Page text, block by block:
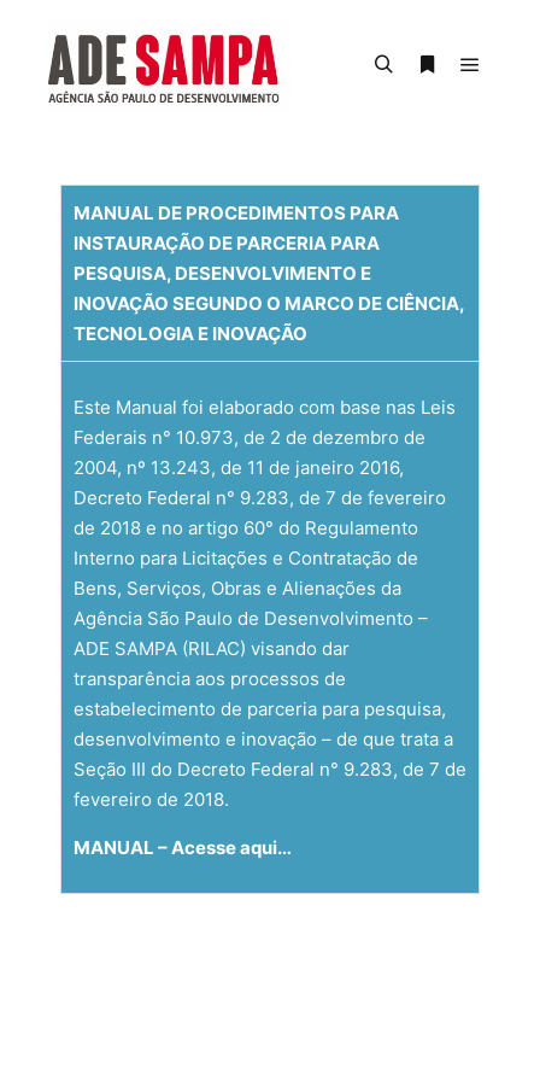
MANUAL DE PROCEDIMENTOS PARA
INSTAURAÇÃO DE PARCERIA PARA
PESQUISA, DESENVOLVIMENTO E
INOVAÇÃO SEGUNDO O MARCO DE CIÊNCIA,
TECNOLOGIA E INOVAÇÃO
Este Manual foi elaborado com base nas Leis
Federais n° 10.973, de 2 de dezembro de
2004, nº 13.243, de 11 de janeiro 2016,
Decreto Federal n° 9.283, de 7 de fevereiro
de 2018 e no artigo 60° do Regulamento
Interno para Licitações e Contratação de
Bens, Serviços, Obras e Alienações da
Agência São Paulo de Desenvolvimento –
ADE SAMPA (RILAC) visando dar
transparência aos processos de
estabelecimento de parceria para pesquisa,
desenvolvimento e inovação – de que trata a
Seção III do Decreto Federal n° 9.283, de 7 de
fevereiro de 2018.
MANUAL –Acesse aqui…